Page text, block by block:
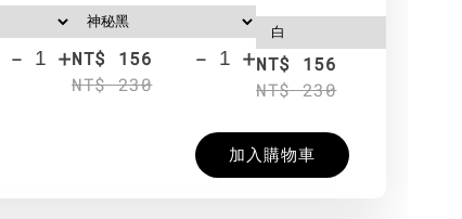
- +NT$ 156
NT$ 230
- +NT$ 156
NT$ 230
加入購物車